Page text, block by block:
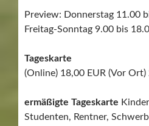
Preview: Donnerstag 11.00
Freitag-Sonntag 9.00 bis
Tageskarte
(Online) 18,00 EUR (Vor Ort)
ermäßigte Tageskarte
Studenten, Rentner,